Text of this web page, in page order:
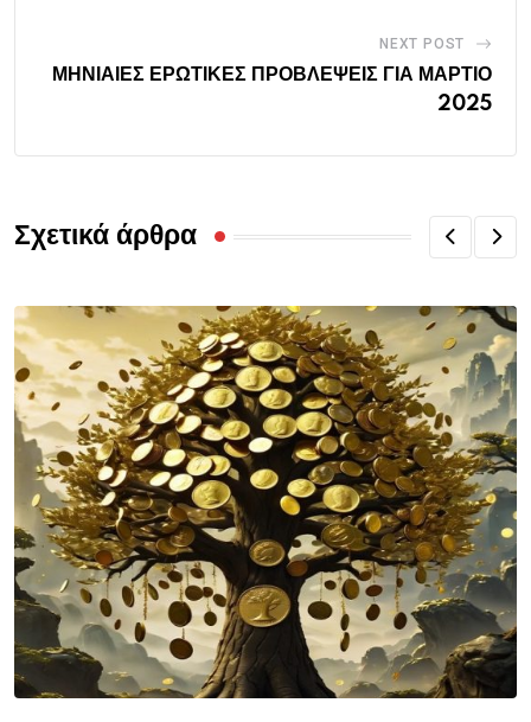
NEXT POST
ΜΗΝΙΑΙΕΣ ΕΡΩΤΙΚΕΣ ΠΡΟΒΛΕΨΕΙΣ ΓΙΑ ΜΑΡΤΙΟ
2025
Σχετικά άρθρα